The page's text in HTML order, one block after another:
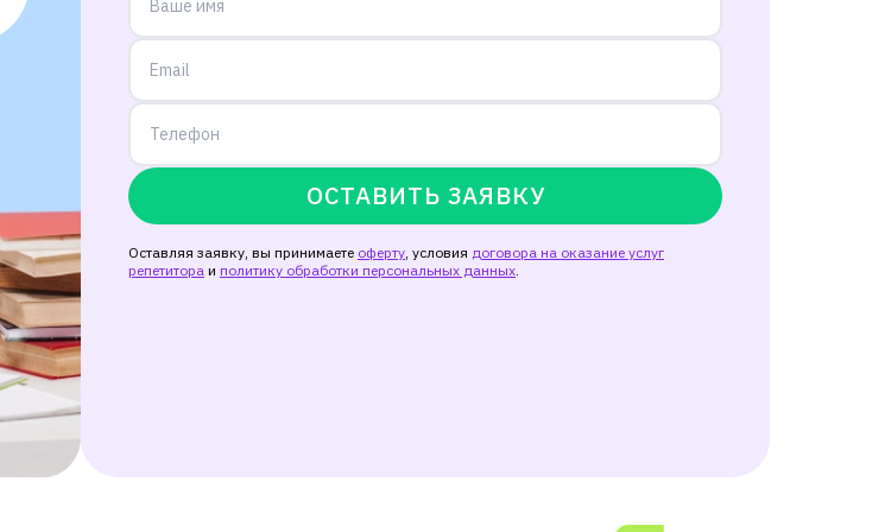
ОСТАВИТЬ ЗАЯВКУ
Оставляя заявку, вы принимаете оферту, условия договора на оказание услуг
репетитора и политику обработки персональных данных.